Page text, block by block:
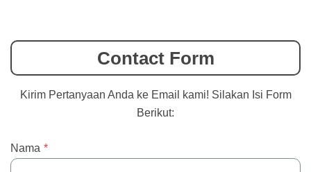
Contact Form
Kirim Pertanyaan Anda ke Email kami! Silakan Isi Form
Berikut:
Nama *